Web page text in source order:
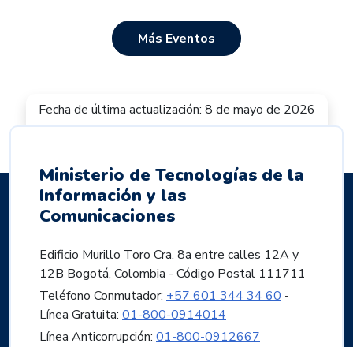
Más Eventos
Fecha de última actualización: 8 de mayo de 2026
Ministerio de Tecnologías de la
Información y las
Comunicaciones
Edificio Murillo Toro Cra. 8a entre calles 12A y
12B Bogotá, Colombia - Código Postal 111711
Teléfono Conmutador: +57 601 344 34 60 -
Línea Gratuita: 01-800-0914014
Línea Anticorrupción: 01-800-0912667